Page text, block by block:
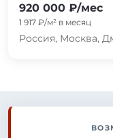
920 000 ₽/мес
1 917 ₽/м² в месяц
Россия, Москва,